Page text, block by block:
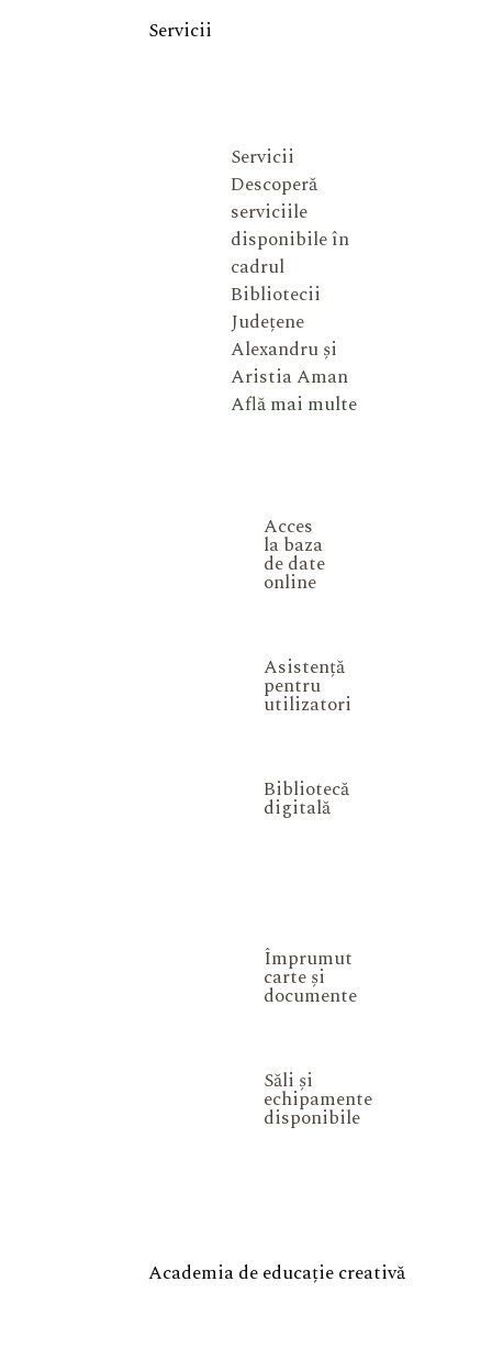
Servicii
Servicii
Descoperă
serviciile
disponibile în
cadrul
Bibliotecii
Județene
Alexandru și
Aristia Aman
Află mai multe
Acces
la baza
de date
online
Asistență
pentru
utilizatori
Bibliotecă
digitală
Împrumut
carte și
documente
Săli și
echipamente
disponibile
Academia de educație creativă